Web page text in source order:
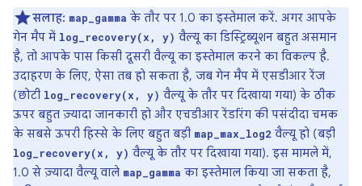
सलाह: map_gamma के तौर पर 1.0 का इस्तेमाल करें. अगर आपके
गेन मैप में log_recovery(x, y) वैल्यू का डिस्ट्रिब्यूशन बहुत असमान
है, तो आपके पास किसी दूसरी वैल्यू का इस्तेमाल करने का विकल्प है.
उदाहरण के लिए, ऐसा तब हो सकता है, जब गेन मैप में एसडीआर रेंज
(छोटी log_recovery(x, y) वैल्यू के तौर पर दिखाया गया) के ठीक
ऊपर बहुत ज़्यादा जानकारी हो और एचडीआर रेंडरिंग की पसंदीदा चमक
के सबसे ऊपरी हिस्से के लिए बहुत बड़ी map_max_log2 वैल्यू हो (बड़ी
log_recovery(x, y) वैल्यू के तौर पर दिखाया गया). इस मामले में,
1.0 से ज़्यादा वैल्यू वाले map_gamma का इस्तेमाल किया जा सकता है,